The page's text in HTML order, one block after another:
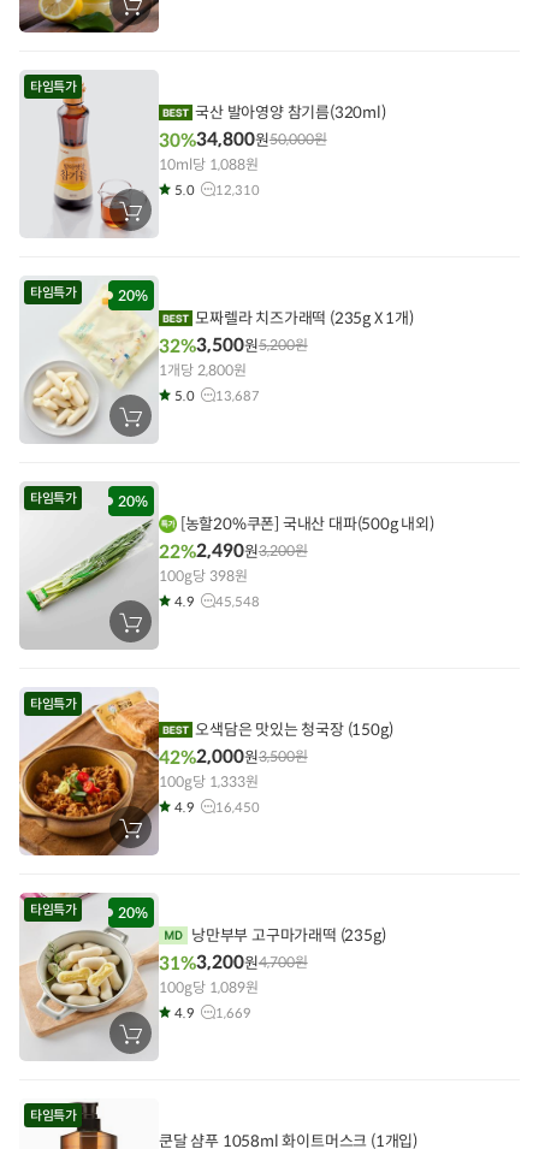
장
바
에
타임특가
장
바
에
담
기
국산 발아영양 참기름(320ml)
30%34,800원50,000원
10ml당 1,088원
5.0 12,310
20%
타임특가
장
바
에
담
기
모짜렐라 치즈가래떡 (235g X 1개)
32%3,500원5,200원
1개당 2,800원
5.0 13,687
20%
타임특가
장
바
에
담
기
[농할20%쿠폰] 국내산 대파(500g 내외)
22%2,490원3,200원
100g당 398원
4.9 45,548
타임특가
장
바
에
담
기
오색담은 맛있는 청국장 (150g)
42%2,000원3,500원
100g당 1,333원
4.9 16,450
20%
타임특가
장
바
낭만부부 고구마가래떡 (235g)
31%3,200원4,700원
100g당 1,089원
4.9 1,669
타임특가
쿤달 샴푸 1058ml 화이트머스크 (1개입)